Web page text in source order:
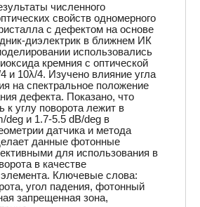
численного
свойств одномерного
с дефектом на основе
диэлектрик в ближнем ИК
использовались
кремния с оптической
и 10λ/4. Изучено влияние угла
на спектральное положение
дефекта. Показано, что
к углу поворота лежит в
deg и 1.7-5.5 dB/deg в
датчика и метода
данные фотонные
для использования в
в качестве
элемента. Ключевые слова:
угол падения, фотонный
запрещенная зона,